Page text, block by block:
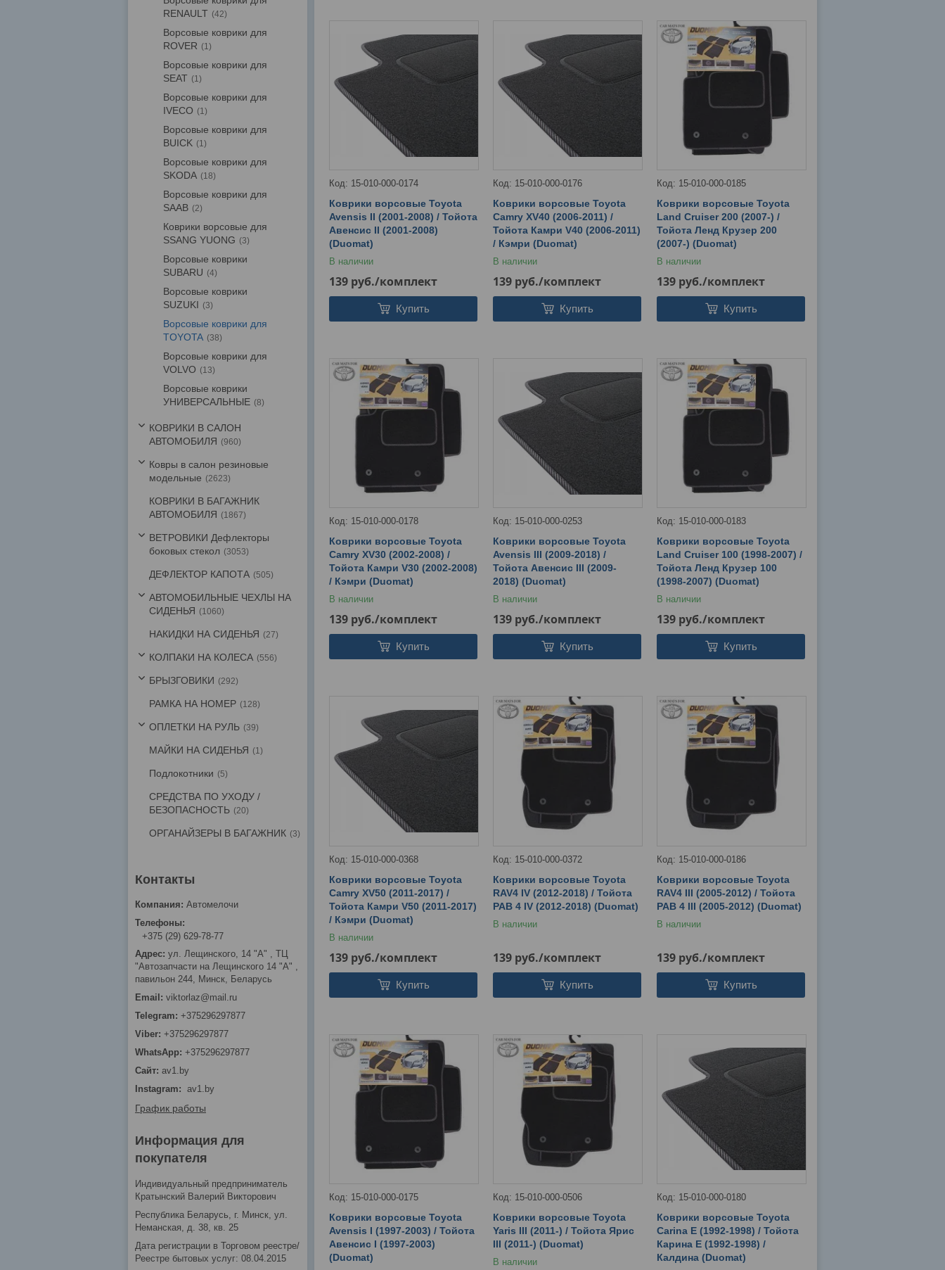
15-010-000-0174
Коврики ворсовые Toyota
Avensis II (2001-2008) / Тойота
Авенсис II (2001-2008)
(Duomat)
В наличии
139 руб./комплект
Купить
15-010-000-0176
Коврики ворсовые Toyota
Camry XV40 (2006-2011) /
Тойота Камри V40 (2006-2011)
/ Кэмри (Duomat)
В наличии
139 руб./комплект
Купить
15-010-000-0185
Коврики ворсовые Toyota
Land Cruiser 200 (2007-) /
Тойота Ленд Крузер 200
(2007-) (Duomat)
В наличии
139 руб./комплект
Купить
15-010-000-0178
Коврики ворсовые Toyota
Camry XV30 (2002-2008) /
Тойота Камри V30 (2002-2008)
/ Кэмри (Duomat)
В наличии
139 руб./комплект
Купить
15-010-000-0253
Коврики ворсовые Toyota
Avensis III (2009-2018) /
Тойота Авенсис III (2009-
2018) (Duomat)
В наличии
139 руб./комплект
Купить
15-010-000-0183
Коврики ворсовые Toyota
Land Cruiser 100 (1998-2007) /
Тойота Ленд Крузер 100
(1998-2007) (Duomat)
В наличии
139 руб./комплект
Купить
15-010-000-0368
Коврики ворсовые Toyota
Camry XV50 (2011-2017) /
Тойота Камри V50 (2011-2017)
/ Кэмри (Duomat)
В наличии
139 руб./комплект
Купить
15-010-000-0372
Коврики ворсовые Toyota
RAV4 IV (2012-2018) / Тойота
РАВ 4 IV (2012-2018) (Duomat)
В наличии
139 руб./комплект
Купить
15-010-000-0186
Коврики ворсовые Toyota
RAV4 III (2005-2012) / Тойота
РАВ 4 III (2005-2012) (Duomat)
В наличии
139 руб./комплект
Купить
15-010-000-0175
Коврики ворсовые Toyota
Avensis I (1997-2003) / Тойота
Авенсис I (1997-2003)
(Duomat)
15-010-000-0506
Коврики ворсовые Toyota
Yaris III (2011-) / Тойота Ярис
III (2011-) (Duomat)
В наличии
15-010-000-0180
Коврики ворсовые Toyota
Carina E (1992-1998) / Тойота
Карина E (1992-1998) /
Калдина (Duomat)
RENAULT
42
Ворсовые коврики для
ROVER
1
Ворсовые коврики для
SEAT
1
Ворсовые коврики для
IVECO
1
Ворсовые коврики для
BUICK
1
Ворсовые коврики для
SKODA
18
Ворсовые коврики для
SAAB
2
Коврики ворсовые для
SSANG YUONG
3
Ворсовые коврики
SUBARU
4
Ворсовые коврики
SUZUKI
3
Ворсовые коврики для
TOYOTA
38
Ворсовые коврики для
VOLVO
13
Ворсовые коврики
УНИВЕРСАЛЬНЫЕ
8
КОВРИКИ В САЛОН
АВТОМОБИЛЯ
960
Ковры в салон резиновые
модельные
2623
КОВРИКИ В БАГАЖНИК
АВТОМОБИЛЯ
1867
ВЕТРОВИКИ Дефлекторы
боковых стекол
3053
ДЕФЛЕКТОР КАПОТА 505
АВТОМОБИЛЬНЫЕ ЧЕХЛЫ НА
СИДЕНЬЯ
1060
НАКИДКИ НА СИДЕНЬЯ 27
КОЛПАКИ НА КОЛЕСА 556
БРЫЗГОВИКИ 292
РАМКА НА НОМЕР 128
ОПЛЕТКИ НА РУЛЬ 39
МАЙКИ НА СИДЕНЬЯ 1
Подлокотники 5
СРЕДСТВА ПО УХОДУ /
БЕЗОПАСНОСТЬ
20
ОРГАНАЙЗЕРЫ В БАГАЖНИК 3
Автомелочи
+375 (29) 629-78-77
ул. Лещинского, 14 "А" , ТЦ
"Автозапчасти на Лещинcкого 14 "A" ,
павильон 244, Минск, Беларусь
viktorlaz@mail.ru
+375296297877
+375296297877
+375296297877
av1.by
Instagram
av1.by
График работы
Информация для
покупателя
Индивидуальный предприниматель
Кратынский Валерий Викторович
Республика Беларусь, г. Минск, ул.
Неманская, д. 38, кв. 25
Дата регистрации в Торговом реестре/
Реестре бытовых услуг: 08.04.2015